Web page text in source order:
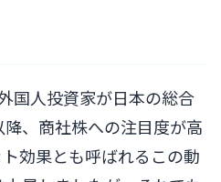
国人投資家が日本の総合
、商社株への注目度が高
効果とも呼ばれるこの動